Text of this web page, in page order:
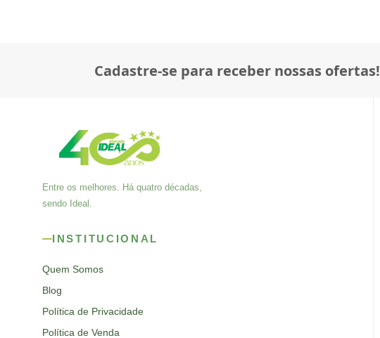
Cadastre-se para receber nossas ofertas!
Entre os melhores. Há quatro décadas,
sendo Ideal.
INSTITUCIONAL
Quem Somos
Blog
Política de Privacidade
Política de Venda